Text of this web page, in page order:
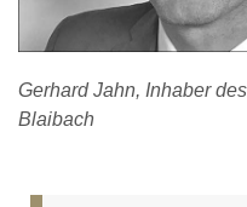
Gerhard Jahn, Inhaber
Blaibach